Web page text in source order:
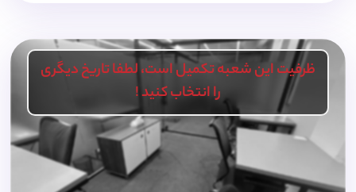
ظرفیت این شعبه تکمیل است، لطفا تاریخ دیگری
را انتخاب کنید !